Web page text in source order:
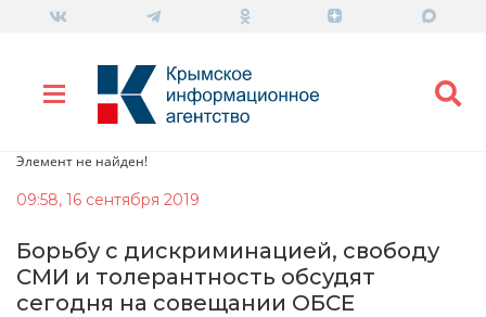
Элемент не найден!
09:58, 16 сентября 2019
Борьбу с дискриминацией, свободу
СМИ и толерантность обсудят
сегодня на совещании ОБСЕ